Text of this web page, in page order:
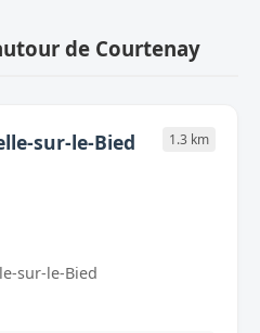
de Courtenay
sur-le-Bied
1.3 km
sur-le-Bied